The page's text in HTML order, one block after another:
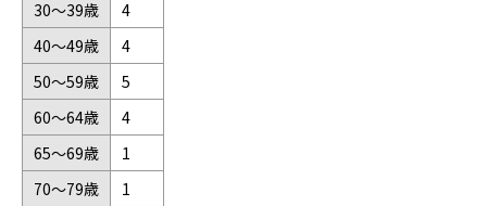
30～39歳
4
40～49歳
4
50～59歳
5
60～64歳
4
65～69歳
1
70～79歳
1